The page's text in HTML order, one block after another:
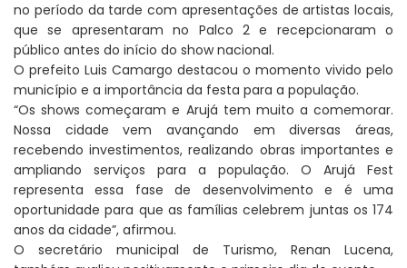
no período da tarde com apresentações de artistas locais,
que se apresentaram no Palco 2 e recepcionaram o
público antes do início do show nacional.
O prefeito Luis Camargo destacou o momento vivido pelo
município e a importância da festa para a população.
“Os shows começaram e Arujá tem muito a comemorar.
Nossa cidade vem avançando em diversas áreas,
recebendo investimentos, realizando obras importantes e
ampliando serviços para a população. O Arujá Fest
representa essa fase de desenvolvimento e é uma
oportunidade para que as famílias celebrem juntas os 174
anos da cidade”, afirmou.
O secretário municipal de Turismo, Renan Lucena,